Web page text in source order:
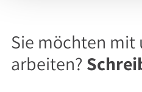
Sie möchten mit
arbeiten?